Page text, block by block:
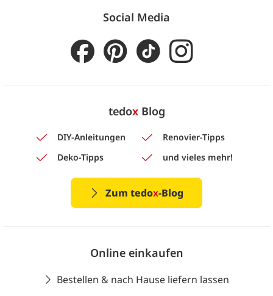
Social Media
tedoxBlog
DIY-Anleitungen
Renovier-Tipps
Deko-Tipps
und vieles mehr!
Zum tedox-Blog
Online einkaufen
Bestellen & nach Hause liefern lassen